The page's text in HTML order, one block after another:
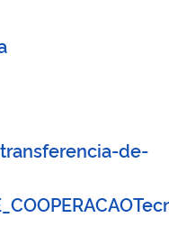
de-